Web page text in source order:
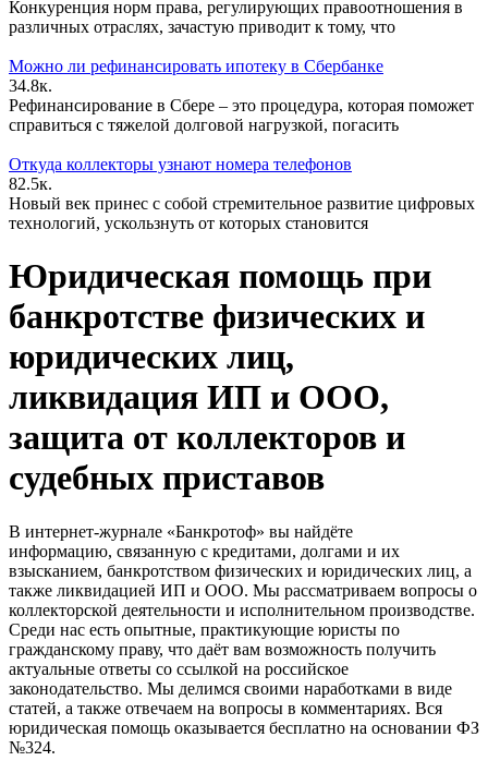
Конкуренция норм права, регулирующих правоотношения в
различных отраслях, зачастую приводит к тому, что
Можно ли рефинансировать ипотеку в Сбербанке
34.8к.
Рефинансирование в Сбере – это процедура, которая поможет
справиться с тяжелой долговой нагрузкой, погасить
Откуда коллекторы узнают номера телефонов
82.5к.
Новый век принес с собой стремительное развитие цифровых
технологий, ускользнуть от которых становится
Юридическая помощь при
банкротстве физических и
юридических лиц,
ликвидация ИП и ООО,
защита от коллекторов и
судебных приставов
В интернет-журнале «Банкротоф» вы найдёте
информацию, связанную с кредитами, долгами и их
взысканием, банкротством физических и юридических лиц, а
также ликвидацией ИП и ООО. Мы рассматриваем вопросы о
коллекторской деятельности и исполнительном производстве.
Среди нас есть опытные, практикующие юристы по
гражданскому праву, что даёт вам возможность получить
актуальные ответы со ссылкой на российское
законодательство. Мы делимся своими наработками в виде
статей, а также отвечаем на вопросы в комментариях. Вся
юридическая помощь оказывается бесплатно на основании ФЗ
№324.